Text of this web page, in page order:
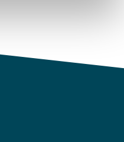
del sitio web con
publicidad y análisis